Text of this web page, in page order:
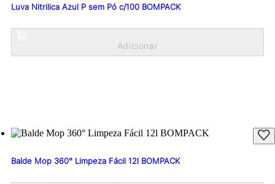
Luva Nitrilica Azul P sem Pó c/100 BOMPACK
Balde Mop 360° Limpeza Fácil 12l BOMPACK